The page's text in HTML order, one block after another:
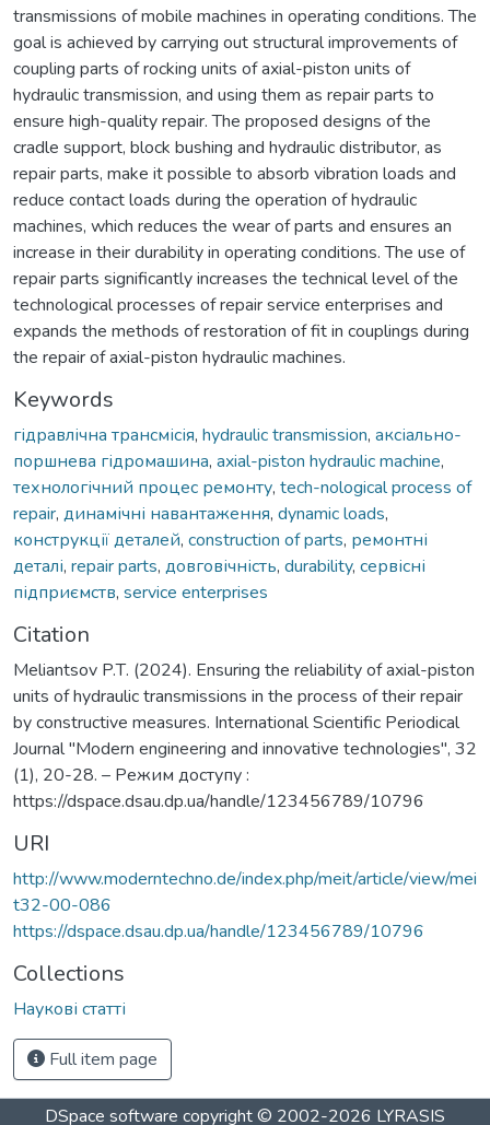
transmissions of mobile machines in operating conditions. The
goal is achieved by carrying out structural improvements of
coupling parts of rocking units of axial-piston units of
hydraulic transmission, and using them as repair parts to
ensure high-quality repair. The proposed designs of the
cradle support, block bushing and hydraulic distributor, as
repair parts, make it possible to absorb vibration loads and
reduce contact loads during the operation of hydraulic
machines, which reduces the wear of parts and ensures an
increase in their durability in operating conditions. The use of
repair parts significantly increases the technical level of the
technological processes of repair service enterprises and
expands the methods of restoration of fit in couplings during
the repair of axial-piston hydraulic machines.
Keywords
гідравлічна трансмісія, hydraulic transmission, аксіально-
поршнева гідромашина, axial-piston hydraulic machine,
технологічний процес ремонту, tech-nological process of
repair, динамічні навантаження, dynamic loads,
конструкції деталей, construction of parts, ремонтні
деталі, repair parts, довговічність, durability, сервісні
підприємств, service enterprises
Citation
Meliantsov P.Т. (2024). Еnsuring the reliability of axial-piston
units of hydraulic transmissions in the process of their repair
by constructive measures. International Scientific Periodical
Journal "Modern engineering and innovative technologies", 32
(1), 20-28. – Режим доступу :
https://dspace.dsau.dp.ua/handle/123456789/10796
URI
http://www.moderntechno.de/index.php/meit/article/view/mei
t32-00-086
https://dspace.dsau.dp.ua/handle/123456789/10796
Collections
Наукові статті
Full item page
DSpace software copyright © 2002-2026 LYRASIS